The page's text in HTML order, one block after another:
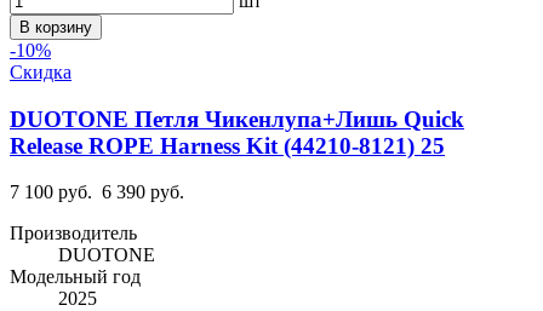
В корзину
-10%
Скидка
DUOTONE Петля Чикенлупа+Лишь Quick
Release ROPE Harness Kit (44210-8121) 25
7 100 руб. 6 390 руб.
Производитель
DUOTONE
Модельный год
2025